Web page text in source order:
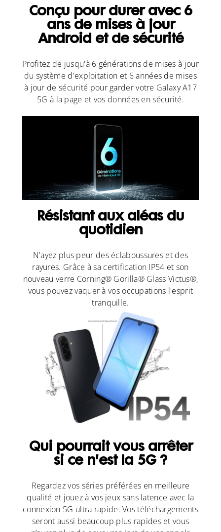
Conçu pour durer avec 6
ans de mises à jour
Android et de sécurité
Profitez de jusqu'à 6 générations de mises à jour
du système d'exploitation et 6 années de mises
à jour de sécurité pour garder votre Galaxy A17
5G à la page et vos données en sécurité.
Résistant aux aléas du
quotidien
N'ayez plus peur des éclaboussures et des
rayures. Grâce à sa certification IP54 et son
nouveau verre Corning® Gorilla® Glass Victus®,
vous pouvez vaquer à vos occupations l'esprit
tranquille.
Qui pourrait vous arrêter
si ce n'est la 5G ?
Regardez vos séries préférées en meilleure
qualité et jouez à vos jeux sans latence avec la
connexion 5G ultra rapide. Vos téléchargements
seront aussi beaucoup plus rapides et vous